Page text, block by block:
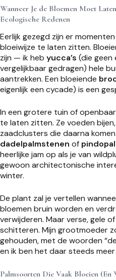
Wanneer Je de Bloemen Moet
Ecologische Redenen
Eerlijk gezegd zijn er
bloeiwijze te laten zitten.
zijn — ik heb yucca’s (die geen
vergelijkbaar gedragen) hele
aantrekken. Een bloeiende
eigenlijk een cycade) is een
In een grotere tuin of
te laten zitten. Ze voeden
zaadclusters die daarna
dadelpalmstenen of
heerlijke jam op als je van
gewoon architectonische
winter.
De plant zal je vertellen
bloemen bruin worden en
verwijderen. Maar verse, gele
schitteren. Mijn grootmoeder
gehouden, met de woorden
en ik ben het daar steeds
Palmsoorten Die Vaak Bloeien (En